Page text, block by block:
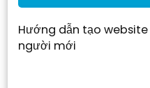
Hướng dẫn tạo
người mới